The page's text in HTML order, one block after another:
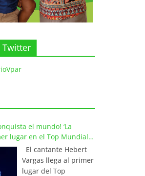
Twitter
el mundo! ‘La
lugar en el Top Mundial
El cantante Hebert
Vargas llega al primer
lugar del Top